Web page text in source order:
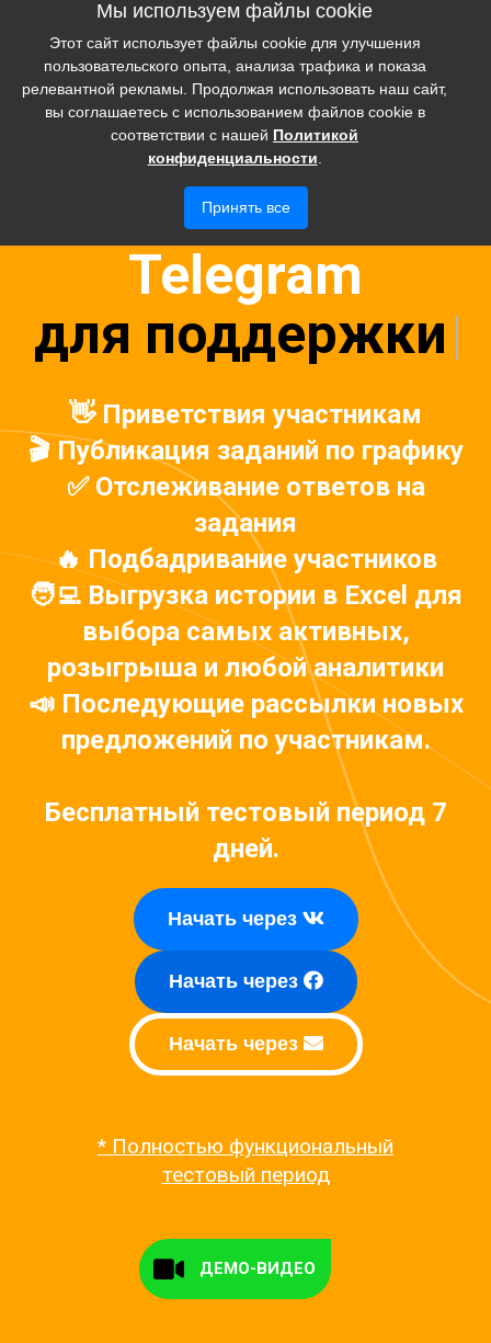
Войти
Марафоны в
Telegram
для поддержки
👋 Приветствия участникам
🎬 Публикация заданий по графику
✅ Отслеживание ответов на
задания
🔥 Подбадривание участников
🧑‍💻 Выгрузка истории в Excel для
выбора самых активных,
розыгрыша и любой аналитики
📣 Последующие рассылки новых
предложений по участникам.
Бесплатный тестовый период 7
дней.
Начать через
Начать через
Начать через
* Полностью функциональный
тестовый период
ДЕМО-ВИДЕО
Мы используем файлы cookie
Этот сайт использует файлы cookie для улучшения
пользовательского опыта, анализа трафика и показа
релевантной рекламы. Продолжая использовать наш сайт,
вы соглашаетесь с использованием файлов cookie в
соответствии с нашей Политикой
конфиденциальности
Принять все